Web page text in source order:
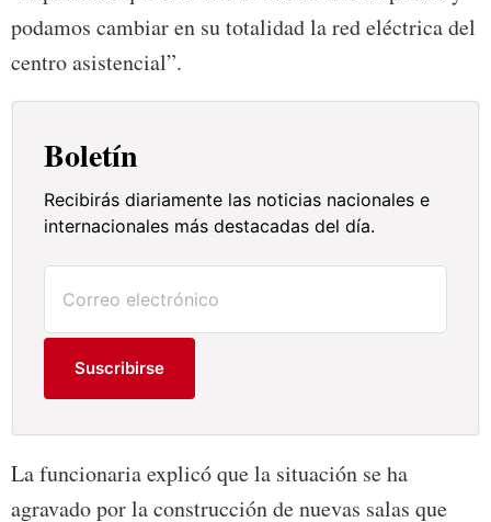
podamos cambiar en su totalidad la red eléctrica del
centro asistencial”.
Boletín
Recibirás diariamente las noticias nacionales e
internacionales más destacadas del día.
Suscribirse
La funcionaria explicó que la situación se ha
agravado por la construcción de nuevas salas que